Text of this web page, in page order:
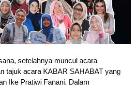
setelahnya muncul acara
tajuk acara KABAR SAHABAT yang
Ike Pratiwi Fanani. Dalam